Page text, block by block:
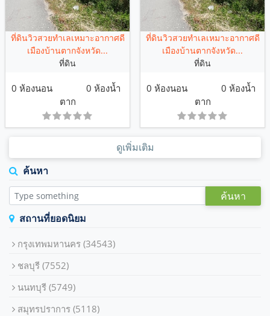
ที่ดินวิวสวยทำเลเหมาะอากาศดี
เมืองบ้านตากจังหวัด...
ที่ดิน
0 ห้องนอน
0 ห้องน้ำ
ตาก
ที่ดินวิวสวยทำเลเหมาะอากาศดี
เมืองบ้านตากจังหวัด...
ที่ดิน
0 ห้องนอน
0 ห้องน้ำ
ตาก
ดูเพิ่มเติม
ค้นหา
ค้นหา
สถานที่ยอดนิยม
กรุงเทพมหานคร
(34543)
ชลบุรี
(7552)
นนทบุรี
(5749)
สมุทรปราการ
(5118)